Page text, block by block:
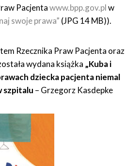
Pacjentawww.bpp.gov.plw
swoje prawa” (JPG 14 MB)).
Rzecznika Praw Pacjenta oraz
wydana książka „Kuba i
dziecka pacjenta niemal
szpitalu – Grzegorz Kasdepke